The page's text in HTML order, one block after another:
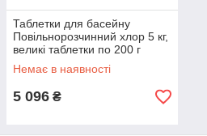
Таблетки для басейну
Повільнорозчинний хлор 5 кг,
великі таблетки по 200 г
Crystal Pool
Немає в наявності
5 096 ₴